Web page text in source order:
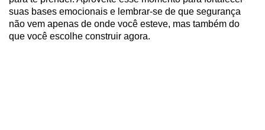
suas bases emocionais e lembrar-se de que segurança
não vem apenas de onde você esteve, mas também do
que você escolhe construir agora.